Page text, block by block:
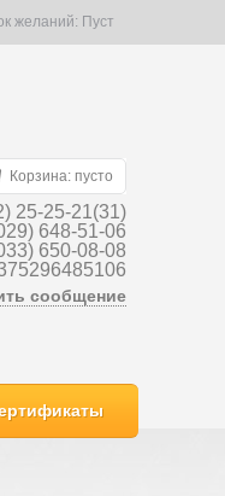
желаний: Пуст
Корзина: пусто
25-25-21(31)
648-51-06
650-08-08
сообщение